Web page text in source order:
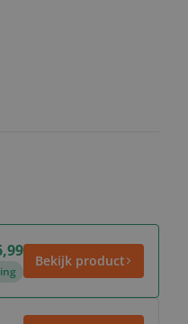
Bekijk product